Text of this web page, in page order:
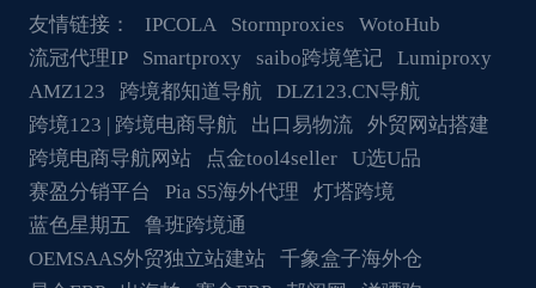
友情链接： IPCOLA Stormproxies
WotoHub
流冠代理IP
Smartproxy saibo跨境笔记
Lumiproxy
AMZ123
跨境都知道导航
DLZ123.CN导航
跨境123 | 跨境电商导航
出口易物流
外贸网站搭建
跨境电商导航网站
点金tool4seller
U选U品
赛盈分销平台
Pia S5海外代理
灯塔跨境
蓝色星期五
鲁班跨境通
OEMSAAS外贸独立站建站
千象盒子海外仓